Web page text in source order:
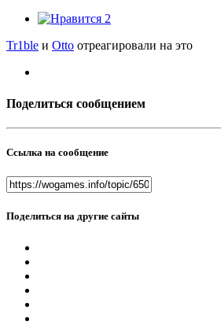
2
Tr1ble и Otto отреагировали на это
Поделиться сообщением
Ссылка на сообщение
Поделиться на другие сайты